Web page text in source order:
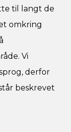
til langt de
omkring
Vi
derfor
beskrevet